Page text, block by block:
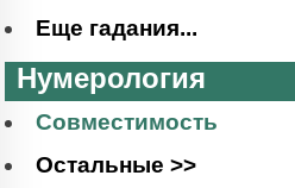
Еще гадания...
Нумерология
Совместимость
Остальные >>